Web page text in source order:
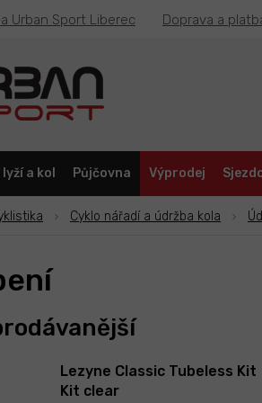
Urban Sport Liberec Doprava a
a kol Půjčovna Výprodej
Cyklo nářadí a údržba kola
Lezyne Classic Tubeless Kit
Kit clear